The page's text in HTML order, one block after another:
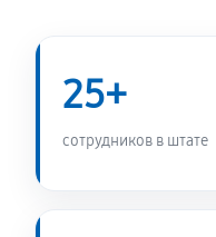
25+
сотрудников в штате